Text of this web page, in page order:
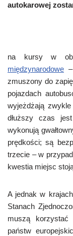
autokarowej
na kursy w
międzynarodowe
zmuszony do
pojazdach
wyjeżdżają
dłuższy czas
wykonują
prędkości; są
trzecie – w
kwestia miejsc
A jednak w
Stanach
muszą korzystać
państw